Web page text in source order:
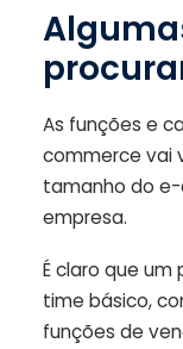
As funções e
commerce vai
tamanho do
empresa.
É claro que
time básico,
funções de